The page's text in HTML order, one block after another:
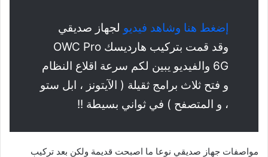
إضغط هنا وشاهد فيديو لجهاز صديقي
وقد قمت بتركيب هارديسك OWC Pro
6G والفيديو يبين لكم سرعة اقلاع النظام
و فتح ثلاث برامج ثقيلة ( الآيتونز ، ابل ستو
، و المتصفح ) في ثواني بسيطة !!
مواصفات جهاز صديقي نوعا ما اصبحت قديمة ولكن بعد تركيب